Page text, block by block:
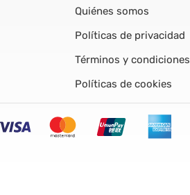
Quiénes somos
Políticas de privacidad
Términos y condiciones
Políticas de cookies